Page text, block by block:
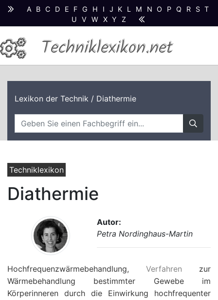
A B C D E F G H I J K L M N O P Q R S T
U
V W X Y Z
Techniklexikon.net
Lexikon der Technik / Diathermie
Techniklexikon
Diathermie
Autor:
Petra Nordinghaus-Martin
Hochfrequenzwärmebehandlung, Verfahren zur
Wärmebehandlung bestimmter Gewebe im
Körperinneren durch die Einwirkung hochfrequenter